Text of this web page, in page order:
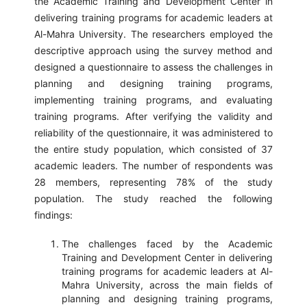
delivering training programs for academic leaders at
Al-Mahra University. The researchers employed the
descriptive approach using the survey method and
designed a questionnaire to assess the challenges in
planning and designing training programs,
implementing training programs, and evaluating
training programs. After verifying the validity and
reliability of the questionnaire, it was administered to
the entire study population, which consisted of 37
academic leaders. The number of respondents was
28 members, representing 78% of the study
population. The study reached the following
findings:
The challenges faced by the Academic
Training and Development Center in delivering
training programs for academic leaders at Al-
Mahra University, across the main fields of
planning and designing training programs,